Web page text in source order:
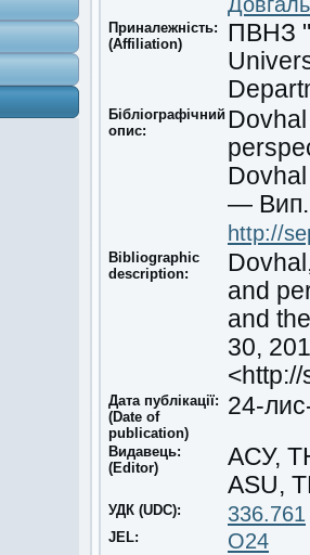
Приналежність:
(Affiliation)
ПВНЗ "
Бібліографічний
опис:
— Вип.
http://
Bibliographic
description:
and
and
30,
Дата публікації:
(Date of
publication)
24-
Видавець:
(Editor)
АСУ,
ASU,
УДК (UDC): 336.761
JEL: O24